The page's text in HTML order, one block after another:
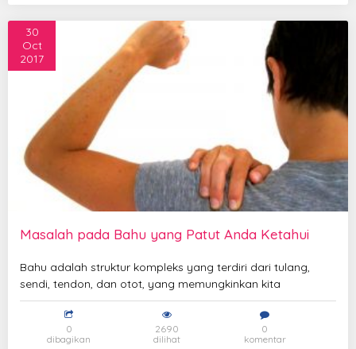
Masalah pada Bahu yang Patut Anda Ketahui
30
Oct
2017
Bahu adalah struktur kompleks yang terdiri dari tulang,
sendi, tendon, dan otot, yang memungkinkan kita
0
dibagikan
2690
dilihat
0
komentar